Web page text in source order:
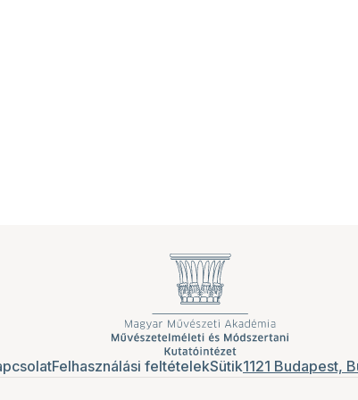
Felhasználási feltételekSütik1121 Budapest,